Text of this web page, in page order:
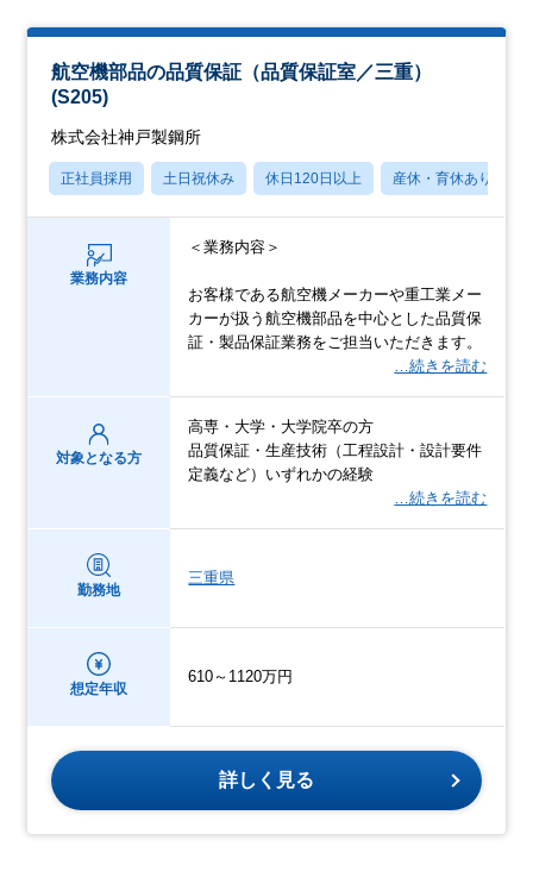
航空機部品の品質保証（品質保証室／三重）
(S205)
株式会社神戸製鋼所
正社員採用 土日祝休み 休日120日以上 産休・育休あり
業務内容
＜業務内容＞
お客様である航空機メーカーや重工業メー
カーが扱う航空機部品を中心とした品質保
証・製品保証業務をご担当いただきます。
…続きを読む
対象となる方
高専・大学・大学院卒の方
品質保証・生産技術（工程設計・設計要件
定義など）いずれかの経験
…続きを読む
勤務地
三重県
想定年収
610～1120万円
詳しく見る